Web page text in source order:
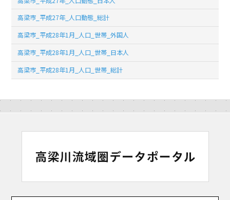
高梁市_平成27年_人口動態_総計
高梁市_平成28年1月_人口_世帯_外国人
高梁市_平成28年1月_人口_世帯_日本人
高梁市_平成28年1月_人口_世帯_総計